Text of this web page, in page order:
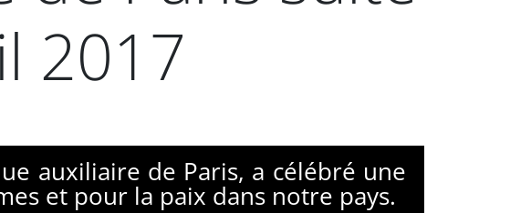
2017
auxiliaire de Paris, a célébré une
et pour la paix dans notre pays.